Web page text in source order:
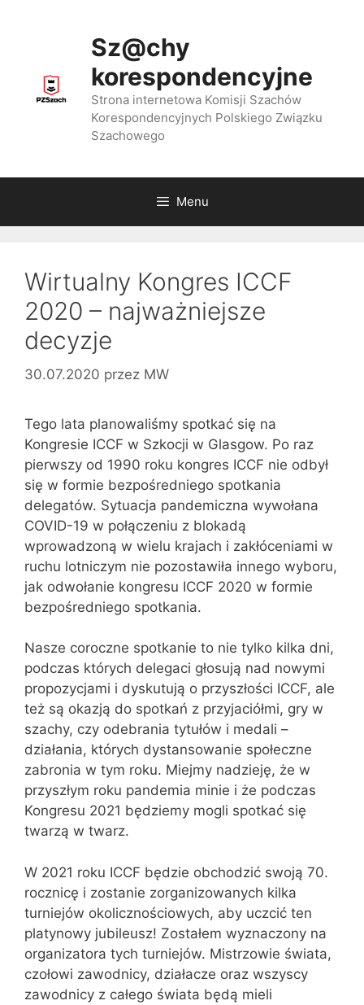
Sz@chy
korespondencyjne
Strona internetowa Komisji Szachów
Korespondencyjnych Polskiego Związku
Szachowego
Menu
Wirtualny Kongres ICCF
2020 – najważniejsze
decyzje
30.07.2020 przez MW
Tego lata planowaliśmy spotkać się na
Kongresie ICCF w Szkocji w Glasgow. Po raz
pierwszy od 1990 roku kongres ICCF nie odbył
się w formie bezpośredniego spotkania
delegatów. Sytuacja pandemiczna wywołana
COVID-19 w połączeniu z blokadą
wprowadzoną w wielu krajach i zakłóceniami w
ruchu lotniczym nie pozostawiła innego wyboru,
jak odwołanie kongresu ICCF 2020 w formie
bezpośredniego spotkania.
Nasze coroczne spotkanie to nie tylko kilka dni,
podczas których delegaci głosują nad nowymi
propozycjami i dyskutują o przyszłości ICCF, ale
też są okazją do spotkań z przyjaciółmi, gry w
szachy, czy odebrania tytułów i medali –
działania, których dystansowanie społeczne
zabronia w tym roku. Miejmy nadzieję, że w
przyszłym roku pandemia minie i że podczas
Kongresu 2021 będziemy mogli spotkać się
twarzą w twarz.
W 2021 roku ICCF będzie obchodzić swoją 70.
rocznicę i zostanie zorganizowanych kilka
turniejów okolicznościowych, aby uczcić ten
platynowy jubileusz! Zostałem wyznaczony na
organizatora tych turniejów. Mistrzowie świata,
czołowi zawodnicy, działacze oraz wszyscy
zawodnicy z całego świata będą mieli